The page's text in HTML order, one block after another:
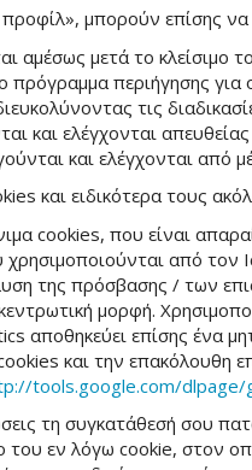
προφίλ», μπορούν επίσης
αμέσως μετά το κλείσιμο
περιήγησης
τις
και ελέγχονται
και ελέγχονται από
και ειδικότερα τους
cookies, που είναι
από
της πρόσβασης / των
μορφή.
αποθηκεύει επίσης ένα
και την
tools.google.com/
τη συγκατάθεσή σου
του εν λόγω cookie, στον